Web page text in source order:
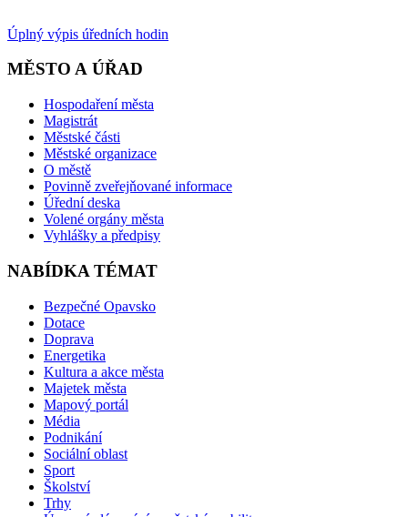
Úplný výpis úředních hodin
MĚSTO A ÚŘAD
Hospodaření města
Magistrát
Městské části
Městské organizace
O městě
Povinně zveřejňované informace
Úřední deska
Volené orgány města
Vyhlášky a předpisy
NABÍDKA TÉMAT
Bezpečné Opavsko
Dotace
Doprava
Energetika
Kultura a akce města
Majetek města
Mapový portál
Média
Podnikání
Sociální oblast
Sport
Školství
Trhy